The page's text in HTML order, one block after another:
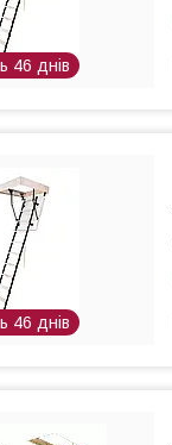
46 днів
46 днів